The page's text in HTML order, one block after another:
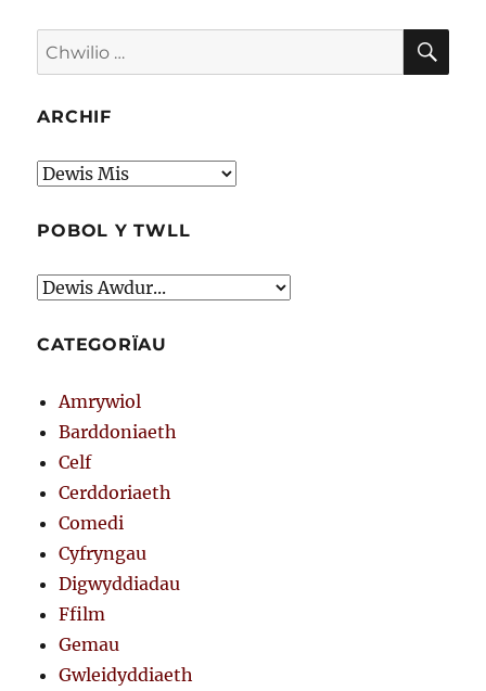
Chwilio
am:
ARCHIF
Archif
POBOL Y TWLL
CATEGORÏAU
Amrywiol
Barddoniaeth
Celf
Cerddoriaeth
Comedi
Cyfryngau
Digwyddiadau
Ffilm
Gemau
Gwleidyddiaeth